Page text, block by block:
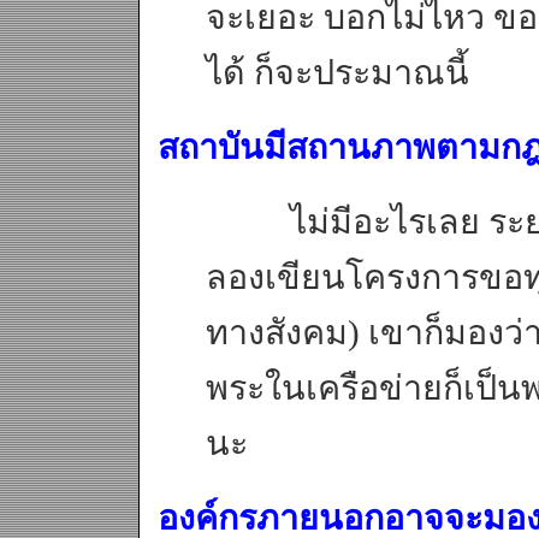
จะเยอะ บอกไม่ไหว
ได้ ก็จะประมาณนี้
สถาบันมีสถานภาพตามก
ไม่มีอะไรเลย ระย
ลองเขียนโครงการขอ
ทางสังคม) เขาก็มองว่
พระในเครือข่ายก็เป็
นะ
องค์กรภายนอกอาจจะม